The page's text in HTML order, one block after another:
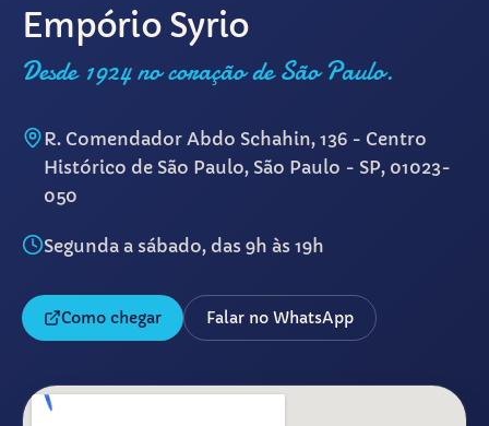
Empório Syrio
Desde 1924 no coração de São Paulo.
R. Comendador Abdo Schahin, 136 - Centro
Histórico de São Paulo, São Paulo - SP, 01023-
050
Segunda a sábado, das 9h às 19h
Como chegar Falar no WhatsApp